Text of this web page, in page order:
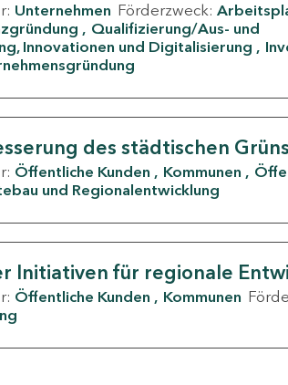
Unternehmen Förderzweck:
Qualifizierung/Aus- und
Innovationen und Digitalisierung
des städtischen
Öffentliche Kunden Kommunen
und Regionalentwicklung
Initiativen für regionale
Öffentliche Kunden Kommunen